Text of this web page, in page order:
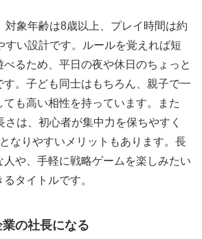
対象年齢は8歳以上、プレイ時間は約
すい設計です。ルールを覚えれば短
るため、平日の夜や休日のちょっと
す。子ども同士はもちろん、親子で一
も高い相性を持っています。また
は、初心者が集中力を保ちやすく
なりやすいメリットもあります。長
人や、手軽に戦略ゲームを楽しみたい
タイトルです。
の社長になる